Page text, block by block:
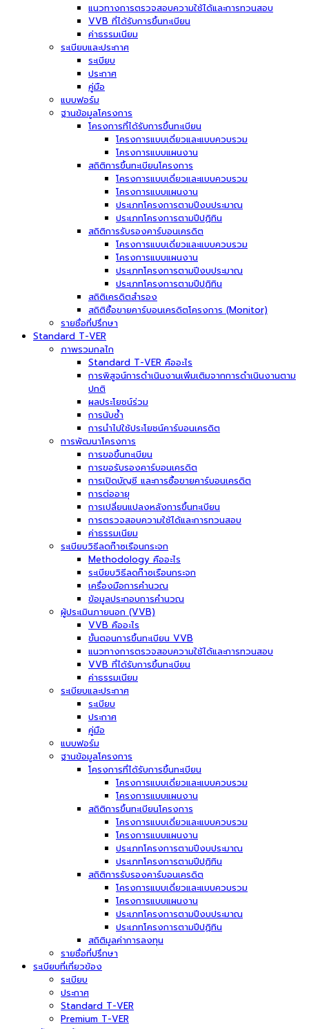
แนวทางการตรวจสอบความใช้ได้และการทวนสอบ
VVB ที่ได้รับการขึ้นทะเบียน
ค่าธรรมเนียม
ระเบียบและประกาศ
ระเบียบ
ประกาศ
คู่มือ
แบบฟอร์ม
ฐานข้อมูลโครงการ
โครงการที่ได้รับการขึ้นทะเบียน
โครงการแบบเดี่ยวและแบบควบรวม
โครงการแบบแผนงาน
สถิติการขึ้นทะเบียนโครงการ
โครงการแบบเดี่ยวและแบบควบรวม
โครงการแบบแผนงาน
ประเภทโครงการตามปีงบประมาณ
ประเภทโครงการตามปีปฏิทิน
สถิติการรับรองคาร์บอนเครดิต
โครงการแบบเดี่ยวและแบบควบรวม
โครงการแบบแผนงาน
ประเภทโครงการตามปีงบประมาณ
ประเภทโครงการตามปีปฏิทิน
สถิติเครดิตสำรอง
สถิติซื้อขายคาร์บอนเครดิตโครงการ (Monitor)
รายชื่อที่ปรึกษา
Standard T-VER
ภาพรวมกลไก
Standard T-VER คืออะไร
การพิสูจน์การดำเนินงานเพิ่มเติมจากการดำเนินงานตาม
ปกติ
ผลประโยชน์ร่วม
การนับซ้ำ
การนำไปใช้ประโยชน์คาร์บอนเครดิต
การพัฒนาโครงการ
การขอขึ้นทะเบียน
การขอรับรองคาร์บอนเครดิต
การเปิดบัญชี และการซื้อขายคาร์บอนเครดิต
การต่ออายุ
การเปลี่ยนแปลงหลังการขึ้นทะเบียน
การตรวจสอบความใช้ได้และการทวนสอบ
ค่าธรรมเนียม
ระเบียบวิธีลดก๊าซเรือนกระจก
Methodology คืออะไร
ระเบียบวิธีลดก๊าซเรือนกระจก
เครื่องมือการคำนวณ
ข้อมูลประกอบการคำนวณ
ผู้ประเมินภายนอก (VVB)
VVB คืออะไร
ขั้นตอนการขึ้นทะเบียน VVB
แนวทางการตรวจสอบความใช้ได้และการทวนสอบ
VVB ที่ได้รับการขึ้นทะเบียน
ค่าธรรมเนียม
ระเบียบและประกาศ
ระเบียบ
ประกาศ
คู่มือ
แบบฟอร์ม
ฐานข้อมูลโครงการ
โครงการที่ได้รับการขึ้นทะเบียน
โครงการแบบเดี่ยวและแบบควบรวม
โครงการแบบแผนงาน
สถิติการขึ้นทะเบียนโครงการ
โครงการแบบเดี่ยวและแบบควบรวม
โครงการแบบแผนงาน
ประเภทโครงการตามปีงบประมาณ
ประเภทโครงการตามปีปฏิทิน
สถิติการรับรองคาร์บอนเครดิต
โครงการแบบเดี่ยวและแบบควบรวม
โครงการแบบแผนงาน
ประเภทโครงการตามปีงบประมาณ
ประเภทโครงการตามปีปฏิทิน
สถิติมูลค่าการลงทุน
รายชื่อที่ปรึกษา
ระเบียบที่เกี่ยวข้อง
ระเบียบ
ประกาศ
Standard T-VER
Premium T-VER